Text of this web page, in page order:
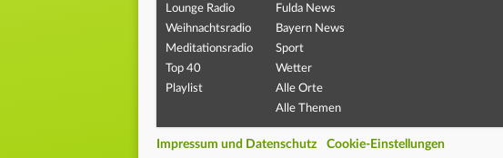
Lounge Radio
Weihnachtsradio
Meditationsradio
Top 40
Playlist
Fulda News
Bayern News
Sport
Wetter
Alle Orte
Alle Themen
Impressum und Datenschutz Cookie-Einstellungen